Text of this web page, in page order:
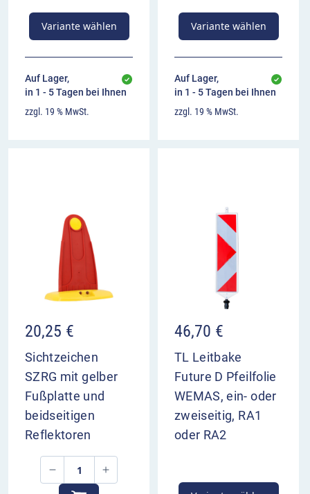
Variante wählen
Auf Lager,
in 1 - 5 Tagen bei Ihnen
zzgl. 19 % MwSt.
Variante wählen
Auf Lager,
in 1 - 5 Tagen bei Ihnen
zzgl. 19 % MwSt.
20,25 €
Sichtzeichen
SZRG mit gelber
Fußplatte und
beidseitigen
Reflektoren
46,70 €
TL Leitbake
Future D Pfeilfolie
WEMAS, ein- oder
zweiseitig, RA1
oder RA2